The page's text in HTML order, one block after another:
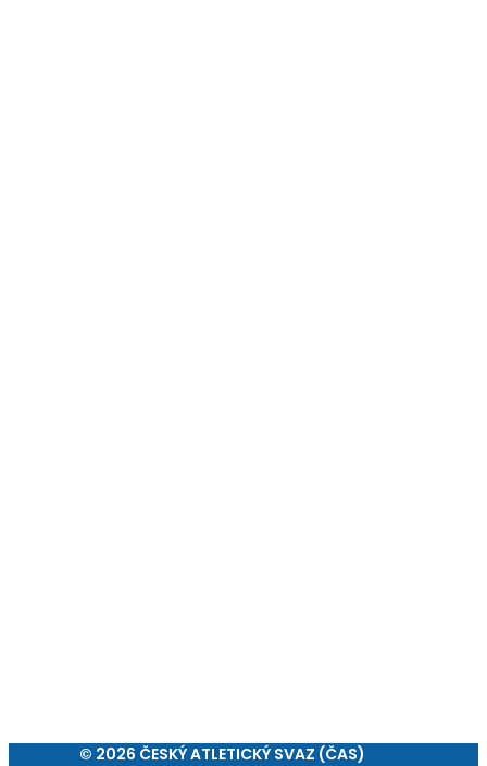
© 2026 ČESKÝ ATLETICKÝ SVAZ (ČAS)